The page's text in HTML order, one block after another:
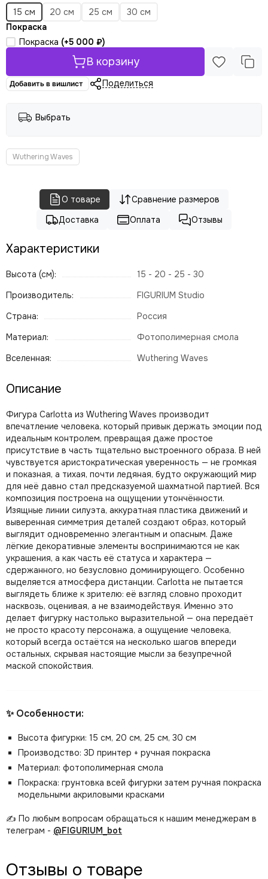
15 см
20 см 25 см
30 см
Покраска
Покраска (+5 000 ₽)
В корзину
Добавить в вишлист Поделиться
Выбрать
Wuthering Waves
О товаре
Сравнение размеров
Доставка
Оплата Отзывы
Характеристики
Высота (см):
15 - 20 - 25 - 30
Производитель:
FIGURIUM Studio
Страна:
Россия
Материал:
Фотополимерная смола
Вселенная:
Wuthering Waves
Описание
Фигура Carlotta из Wuthering Waves производит
впечатление человека, который привык держать эмоции под
идеальным контролем, превращая даже простое
присутствие в часть тщательно выстроенного образа. В ней
чувствуется аристократическая уверенность — не громкая
и показная, а тихая, почти ледяная, будто окружающий мир
для неё давно стал предсказуемой шахматной партией. Вся
композиция построена на ощущении утончённости.
Изящные линии силуэта, аккуратная пластика движений и
выверенная симметрия деталей создают образ, который
выглядит одновременно элегантным и опасным. Даже
лёгкие декоративные элементы воспринимаются не как
украшения, а как часть её статуса и характера —
сдержанного, но безусловно доминирующего. Особенно
выделяется атмосфера дистанции. Carlotta не пытается
выглядеть ближе к зрителю: её взгляд словно проходит
насквозь, оценивая, а не взаимодействуя. Именно это
делает фигурку настолько выразительной — она передаёт
не просто красоту персонажа, а ощущение человека,
который всегда остаётся на несколько шагов впереди
остальных, скрывая настоящие мысли за безупречной
маской спокойствия.
✨ Особенности:
Высота фигурки: 15 см, 20 см, 25 см, 30 см
Производство: 3D принтер + ручная покраска
Материал: фотополимерная смола
Покраска: грунтовка всей фигурки затем ручная покраска
модельными акриловыми красками
✍️ По любым вопросам обращаться к нашим менеджерам в
телеграм - @FIGURIUM_bot
Отзывы о товаре